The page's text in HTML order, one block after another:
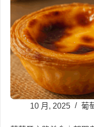
10 月, 2025 葡